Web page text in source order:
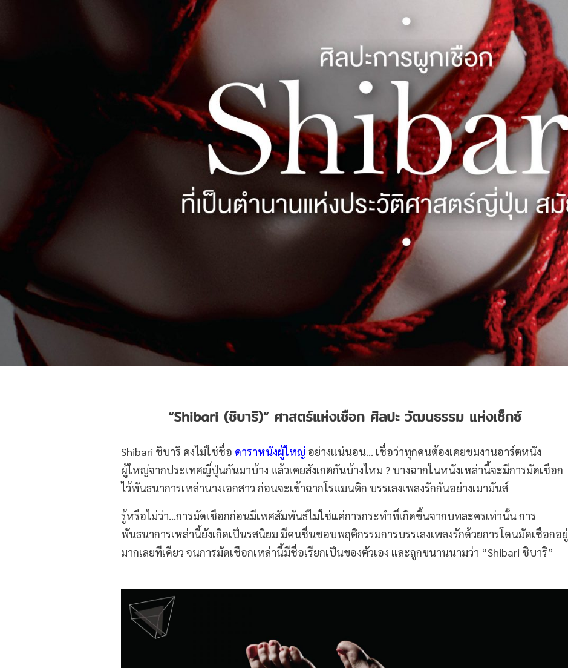
“Shibari (ชิบาริ)” ศาสตร์แห่งเชือก ศิลปะ วัฒนธรรม แห่งเซ็กซ์
Shibari ชิบาริ คงไม่ใช่ชื่อ ดาราหนังผู้ใหญ่อย่างแน่นอน… เชื่อว่าทุกคนต้องเคยชมงานอาร์ตหนัง
ผู้ใหญ่จากประเทศญี่ปุ่นกันมาบ้าง แล้วเคยสังเกตกันบ้างไหม ? บางฉากในหนังเหล่านี้จะมีการมัดเชือก
ไว้พันธนาการเหล่านางเอกสาว ก่อนจะเข้าฉากโรแมนติก บรรเลงเพลงรักกันอย่างเมามันส์
รู้หรือไม่ว่า…การมัดเชือกก่อนมีเพศสัมพันธ์ไม่ใช่แค่การกระทำที่เกิดขึ้นจากบทละครเท่านั้น การ
พันธนาการเหล่านี้ยังเกิดเป็นรสนิยม มีคนชื่นชอบพฤติกรรมการบรรเลงเพลงรักด้วยการโดนมัดเชือกอยู่
มากเลยทีเดียว จนการมัดเชือกเหล่านี้มีชื่อเรียกเป็นของตัวเอง และถูกขนานนามว่า “Shibari ชิบาริ”